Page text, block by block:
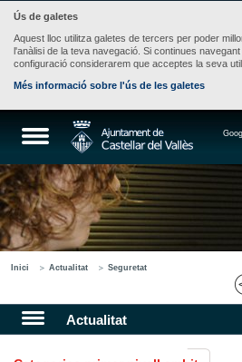
Ús de galetes
Aquest lloc utilitza galetes de tercers per poder
l'anàlisi de la teva navegació. Si continues
configuració considerarem que acceptes la seva
Més informació sobre l'ús de les galetes
Inici Actualitat Seguretat
Actualitat